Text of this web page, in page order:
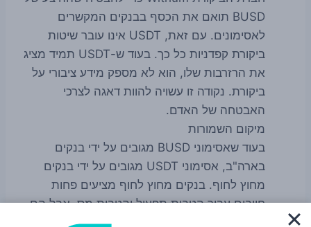
BUSD תואם את הכסף בבנקים המקשרים
לאסימונים. עם זאת, USDT אינו עובר שיטות
ביקורת קפדניות כל כך. בעוד ש-USDT תמיד מציג
את הרזרבות שלו, הוא לא מספק מידע ציבורי על
ביקורת. נקודה זו עשויה להוות דאגה לצרכי
האבטחה של האדם.
מיקום השמורות
בעוד שאסימוני BUSD מגובים על ידי בנקים
בארה"ב, אסימוני USDT מגובים על ידי בנקים
מחוץ לחוף. בנקים מחוץ לחוף מציעים פחות
חיובים עבור הטבות תפעול והטבות מס, אבל הם
לא תמיד מאובטחים לחלוטין כמו הבנקים